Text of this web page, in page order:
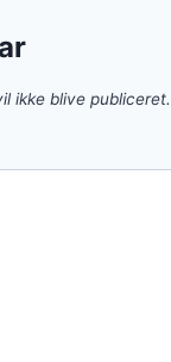
ikke blive publiceret.